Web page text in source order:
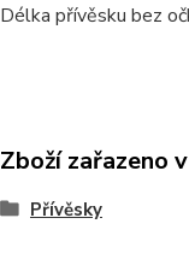
Délka přívěsku bez
Zboží zařazeno
Přívěsky